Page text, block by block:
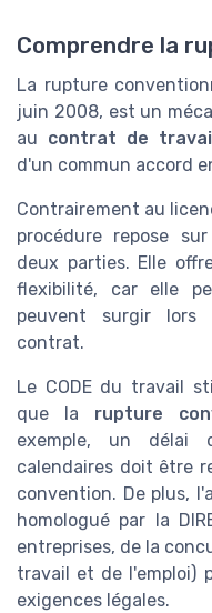
Comprendre la
La rupture
juin 2008, est un
au contrat de
d'un commun accord
Contrairement au
procédure repose
deux parties. Elle
flexibilité, car elle
peuvent surgir lors
contrat.
Le CODE du travail
que la rupture
exemple, un délai
calendaires doit être
convention. De plus,
homologué par la
entreprises, de la
travail et de l'emploi)
exigences légales.